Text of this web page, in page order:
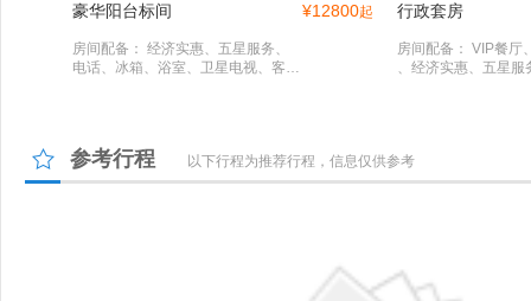
豪华阳台标间 ¥12800起
房间配备： 经济实惠、五星服务、
电话、冰箱、浴室、卫星电视、客房
品。
行政套房
房间配备： VIP餐厅
、经济实惠、五星服
参考行程 以下行程为推荐行程，信息仅供参考